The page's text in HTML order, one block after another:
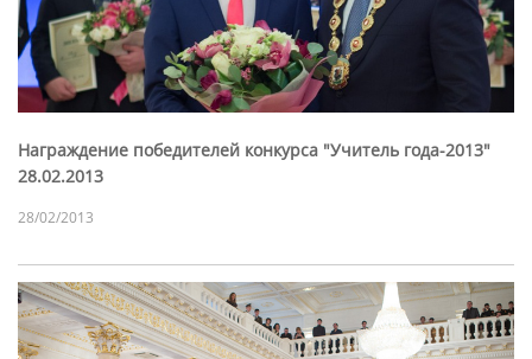
Награждение победителей конкурса "Учитель года-2013"
28.02.2013
28/02/2013